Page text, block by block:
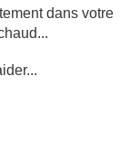
dans votre